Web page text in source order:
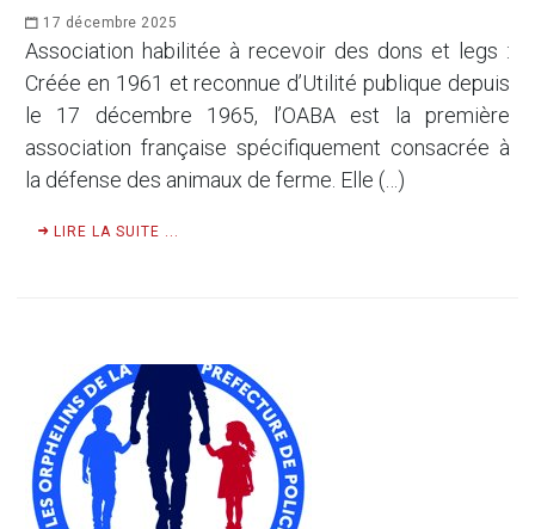
17 décembre 2025
Association habilitée à recevoir des dons et legs :
Créée en 1961 et reconnue d’Utilité publique depuis
le 17 décembre 1965, l’OABA est la première
association française spécifiquement consacrée à
la défense des animaux de ferme. Elle (…)
LIRE LA SUITE ...